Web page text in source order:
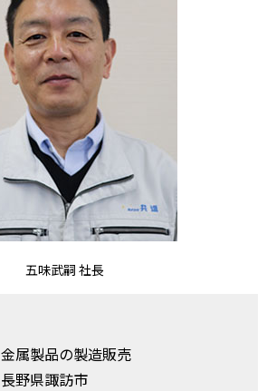
五味武嗣 社長
金属製品の製造販売
長野県諏訪市